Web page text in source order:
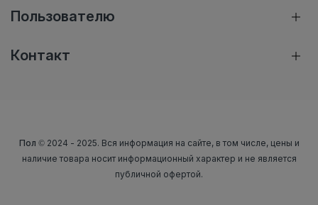
Пользователю
Контакт
Пол © 2024 - 2025. Вся информация на сайте, в том числе, цены и
наличие товара носит информационный характер и не является
публичной офертой.